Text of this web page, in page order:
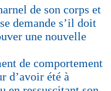
de son corps et
demande s’il doit
une nouvelle
de comportement
d’avoir été à